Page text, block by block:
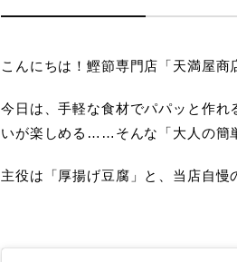
こんにちは！鰹節専門店「天満屋商
今日は、手軽な食材でパパッと作
いが楽しめる……そんな「大人の簡
主役は「厚揚げ豆腐」と、当店自慢